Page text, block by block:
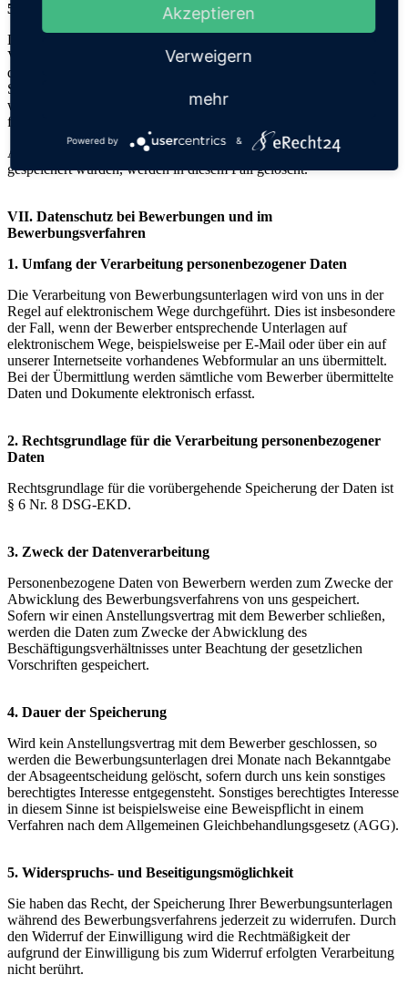
5. Widerspruchs- und Beseitigungsmöglichkeit
Der Nutzer hat jederzeit die Möglichkeit, seine Einwilligung zur
Verarbeitung der personenbezogenen Daten zu widerrufen. Nimmt
der Nutzer per E-Mail Kontakt mit uns auf, so kann er der
Speicherung seiner personenbezogenen Daten jederzeit
widersprechen. In einem solchen Fall kann die Konversation nicht
fortgeführt werden.
Alle personenbezogenen Daten, die im Zuge der Kontaktaufnahme
gespeichert wurden, werden in diesem Fall gelöscht.
VII. Datenschutz bei Bewerbungen und im
Bewerbungsverfahren
1. Umfang der Verarbeitung personenbezogener Daten
Die Verarbeitung von Bewerbungsunterlagen wird von uns in der
Regel auf elektronischem Wege durchgeführt. Dies ist insbesondere
der Fall, wenn der Bewerber entsprechende Unterlagen auf
elektronischem Wege, beispielsweise per E-Mail oder über ein auf
unserer Internetseite vorhandenes Webformular an uns übermittelt.
Bei der Übermittlung werden sämtliche vom Bewerber übermittelte
Daten und Dokumente elektronisch erfasst.
2. Rechtsgrundlage für die Verarbeitung personenbezogener
Daten
Rechtsgrundlage für die vorübergehende Speicherung der Daten ist
§ 6 Nr. 8 DSG-EKD.
3. Zweck der Datenverarbeitung
Personenbezogene Daten von Bewerbern werden zum Zwecke der
Abwicklung des Bewerbungsverfahrens von uns gespeichert.
Sofern wir einen Anstellungsvertrag mit dem Bewerber schließen,
werden die Daten zum Zwecke der Abwicklung des
Beschäftigungsverhältnisses unter Beachtung der gesetzlichen
Vorschriften gespeichert.
4. Dauer der Speicherung
Wird kein Anstellungsvertrag mit dem Bewerber geschlossen, so
werden die Bewerbungsunterlagen drei Monate nach Bekanntgabe
der Absageentscheidung gelöscht, sofern durch uns kein sonstiges
berechtigtes Interesse entgegensteht. Sonstiges berechtigtes Interesse
in diesem Sinne ist beispielsweise eine Beweispflicht in einem
Verfahren nach dem Allgemeinen Gleichbehandlungsgesetz (AGG).
5. Widerspruchs- und Beseitigungsmöglichkeit
Sie haben das Recht, der Speicherung Ihrer Bewerbungsunterlagen
während des Bewerbungsverfahrens jederzeit zu widerrufen. Durch
den Widerruf der Einwilligung wird die Rechtmäßigkeit der
aufgrund der Einwilligung bis zum Widerruf erfolgten Verarbeitung
nicht berührt.
Akzeptieren
Verweigern
mehr
Powered by &